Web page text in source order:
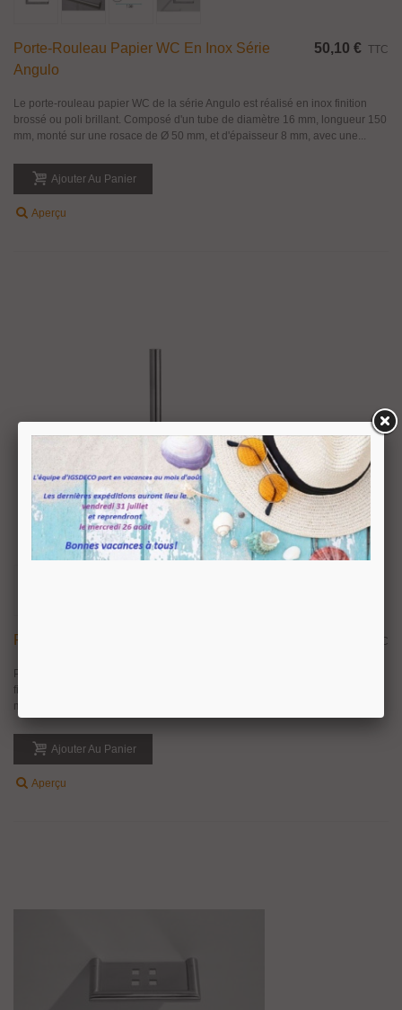
Porte-Rouleau Papier WC En Inox Série
Angulo
50,10 € TTC
Le porte-rouleau papier WC de la série Angulo est réalisé en inox finition
brossé ou poli brillant. Composé d'un tube de diamètre 16 mm, longueur 150
mm, monté sur une rosace de Ø 50 mm, et d'épaisseur 8 mm, avec une...
Ajouter Au Panier
Aperçu
Porte Rouleau Papier Wc En Inox Série Angulo TTC
Porte rouleau papier WC série Angulo sur platine. Matière : Inox aisi 304,
finition brossé. Diamètre 16 mm, hauteur 150 mm sur platine diamètre 50
mm. Fourni avec sachet de fixations.
Ajouter Au Panier
Aperçu